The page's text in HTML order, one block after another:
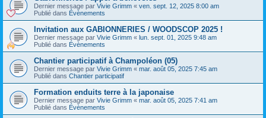
Dernier message par Vivie Grimm « ven. sept. 12, 2025 8:00 am
Publié dans Évènements
Invitation aux GABIONNERIES / WOODSCOP 2025 !
Dernier message par Vivie Grimm « lun. sept. 01, 2025 9:48 am
Publié dans Évènements
Chantier participatif à Champoléon (05)
Dernier message par Vivie Grimm « mar. août 05, 2025 7:45 am
Publié dans Chantier participatif
Formation enduits terre à la japonaise
Dernier message par Vivie Grimm « mar. août 05, 2025 7:41 am
Publié dans Évènements